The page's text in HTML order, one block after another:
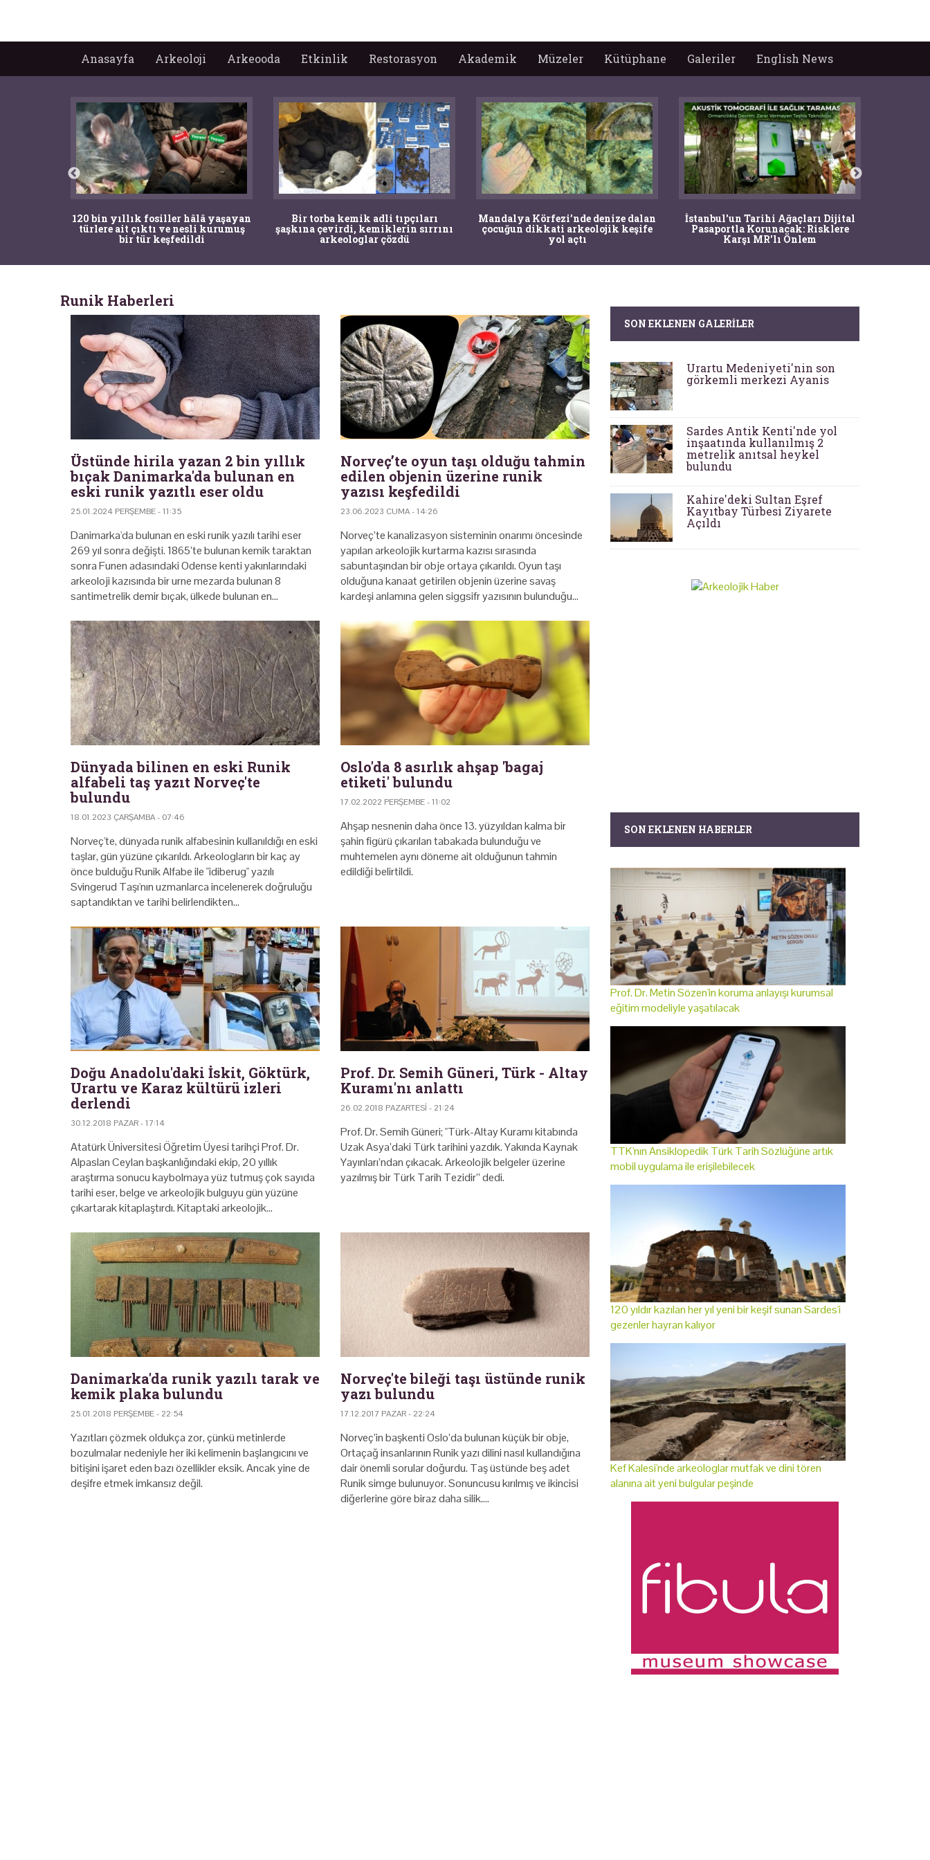
Anasayfa Arkeoloji Arkeooda Etkinlik Restorasyon Akademik Müzeler Kütüphane Galeriler English News
120 bin yıllık fosiller hâlâ yaşayan
türlere ait çıktı ve nesli kurumuş
bir tür keşfedildi
Bir torba kemik adli tıpçıları
şaşkına çevirdi, kemiklerin sırrını
arkeologlar çözdü
Mandalya Körfezi’nde denize dalan
çocuğun dikkati arkeolojik keşife
yol açtı
İstanbul'un Tarihi Ağaçları Dijital
Pasaportla Korunacak: Risklere
Karşı MR'lı Önlem
Runik Haberleri
Üstünde hirila yazan 2 bin yıllık
bıçak Danimarka'da bulunan en
eski runik yazıtlı eser oldu
25.01.2024 PERŞEMBE - 11:35
Danimarka'da bulunan en eski runik yazılı tarihi eser
269 yıl sonra değişti. 1865’te bulunan kemik taraktan
sonra Funen adasındaki Odense kenti yakınlarındaki
arkeoloji kazısında bir urne mezarda bulunan 8
santimetrelik demir bıçak, ülkede bulunan en…
Norveç’te oyun taşı olduğu tahmin
edilen objenin üzerine runik
yazısı keşfedildi
23.06.2023 CUMA - 14:26
Norveç’te kanalizasyon sisteminin onarımı öncesinde
yapılan arkeolojik kurtarma kazısı sırasında
sabuntaşından bir obje ortaya çıkarıldı. Oyun taşı
olduğuna kanaat getirilen objenin üzerine savaş
kardeşi anlamına gelen siggsifr yazısının bulunduğu…
Dünyada bilinen en eski Runik
alfabeli taş yazıt Norveç'te
bulundu
18.01.2023 ÇARŞAMBA - 07:46
Norveç'te, dünyada runik alfabesinin kullanıldığı en eski
taşlar, gün yüzüne çıkarıldı. Arkeologların bir kaç ay
önce bulduğu Runik Alfabe ile "idiberug" yazılı
Svingerud Taşı'nın uzmanlarca incelenerek doğruluğu
saptandıktan ve tarihi belirlendikten…
Oslo'da 8 asırlık ahşap 'bagaj
etiketi' bulundu
17.02.2022 PERŞEMBE - 11:02
Ahşap nesnenin daha önce 13. yüzyıldan kalma bir
şahin figürü çıkarılan tabakada bulunduğu ve
muhtemelen aynı döneme ait olduğunun tahmin
edildiği belirtildi.
Doğu Anadolu'daki İskit, Göktürk,
Urartu ve Karaz kültürü izleri
derlendi
30.12.2018 PAZAR - 17:14
Atatürk Üniversitesi Öğretim Üyesi tarihçi Prof. Dr.
Alpaslan Ceylan başkanlığındaki ekip, 20 yıllık
araştırma sonucu kaybolmaya yüz tutmuş çok sayıda
tarihi eser, belge ve arkeolojik bulguyu gün yüzüne
çıkartarak kitaplaştırdı. Kitaptaki arkeolojik…
Prof. Dr. Semih Güneri, Türk - Altay
Kuramı'nı anlattı
26.02.2018 PAZARTESI - 21:24
Prof. Dr. Semih Güneri; "Türk-Altay Kuramı kitabında
Uzak Asya’daki Türk tarihini yazdık. Yakında Kaynak
Yayınları’ndan çıkacak. Arkeolojik belgeler üzerine
yazılmış bir Türk Tarih Tezidir” dedi.
Danimarka'da runik yazılı tarak ve
kemik plaka bulundu
25.01.2018 PERŞEMBE - 22:54
Yazıtları çözmek oldukça zor, çünkü metinlerde
bozulmalar nedeniyle her iki kelimenin başlangıcını ve
bitişini işaret eden bazı özellikler eksik. Ancak yine de
deşifre etmek imkansız değil.
Norveç'te bileği taşı üstünde runik
yazı bulundu
17.12.2017 PAZAR - 22:24
Norveç’in başkenti Oslo’da bulunan küçük bir obje,
Ortaçağ insanlarının Runik yazı dilini nasıl kullandığına
dair önemli sorular doğurdu. Taş üstünde beş adet
Runik simge bulunuyor. Sonuncusu kırılmış ve ikincisi
diğerlerine göre biraz daha silik.…
SON EKLENEN GALERILER
Urartu Medeniyeti'nin son
görkemli merkezi Ayanis
Sardes Antik Kenti'nde yol
inşaatında kullanılmış 2
metrelik anıtsal heykel
bulundu
Kahire'deki Sultan Eşref
Kayıtbay Türbesi Ziyarete
Açıldı
SON EKLENEN HABERLER
Prof. Dr. Metin Sözen'in koruma anlayışı kurumsal
eğitim modeliyle yaşatılacak
TTK'nın Ansiklopedik Türk Tarih Sözlüğüne artık
mobil uygulama ile erişilebilecek
120 yıldır kazılan her yıl yeni bir keşif sunan Sardes'i
gezenler hayran kalıyor
Kef Kalesi'nde arkeologlar mutfak ve dini tören
alanına ait yeni bulgular peşinde